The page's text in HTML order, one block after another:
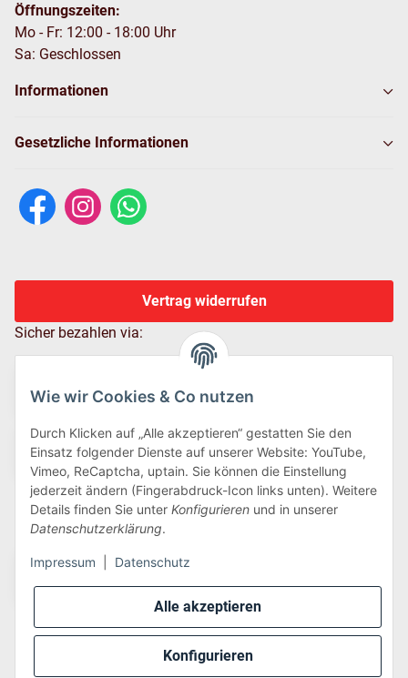
Alle akzeptieren
Konfigurieren
Wie wir Cookies & Co nutzen
Durch Klicken auf „Alle akzeptieren“ gestatten Sie den
Einsatz folgender Dienste auf unserer Website: YouTube,
Vimeo, ReCaptcha, uptain. Sie können die Einstellung
jederzeit ändern (Fingerabdruck-Icon links unten). Weitere
Details finden Sie unter Konfigurieren und in unserer
Datenschutzerklärung.
Impressum Datenschutz
Öffnungszeiten:
Mo - Fr: 12:00 - 18:00 Uhr
Sa: Geschlossen
Informationen
Gesetzliche Informationen
Vertrag widerrufen
Sicher bezahlen via:
Wir versenden via: